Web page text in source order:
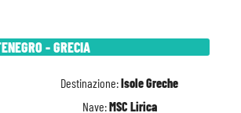
- GRECIA
Destinazione:Isole Greche
Nave:MSC Lirica